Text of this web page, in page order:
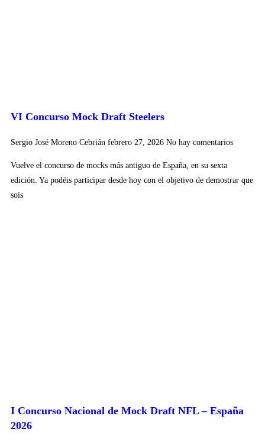
VI Concurso Mock Draft Steelers
Sergio José Moreno Cebrián febrero 27, 2026 No hay comentarios
Vuelve el concurso de mocks más antiguo de España, en su sexta
edición. Ya podéis participar desde hoy con el objetivo de demostrar que
sois
I Concurso Nacional de Mock Draft NFL – España
2026